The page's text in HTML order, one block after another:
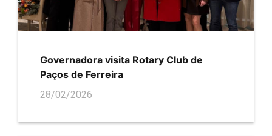
Governadora visita Rotary Club de
Paços de Ferreira
28/02/2026